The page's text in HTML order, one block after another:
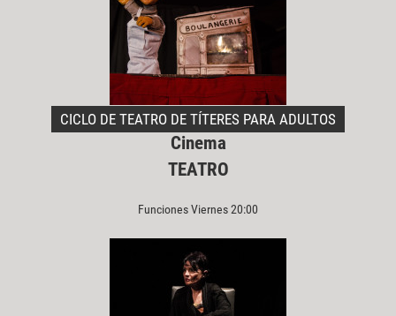
CICLO DE TEATRO DE TÍTERES PARA ADULTOS
Cinema
TEATRO
Funciones Viernes 20:00